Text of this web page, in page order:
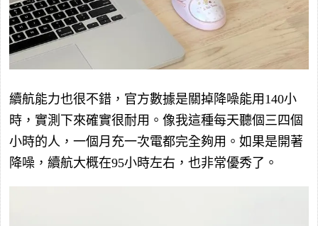
續航能力也很不錯，官方數據是關掉降噪能用140小
時，實測下來確實很耐用。像我這種每天聽個三四個
小時的人，一個月充一次電都完全夠用。如果是開著
降噪，續航大概在95小時左右，也非常優秀了。